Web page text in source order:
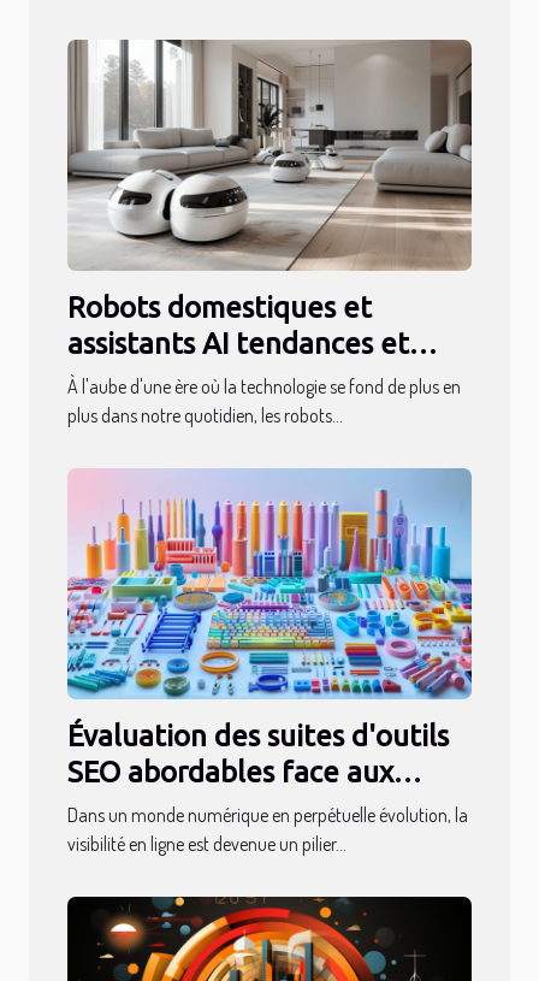
Robots domestiques et
assistants AI tendances et
perspectives pour 2023
À l'aube d'une ère où la technologie se fond de plus en
plus dans notre quotidien, les robots...
Évaluation des suites d'outils
SEO abordables face aux
leaders du marché en 2024
Dans un monde numérique en perpétuelle évolution, la
visibilité en ligne est devenue un pilier...